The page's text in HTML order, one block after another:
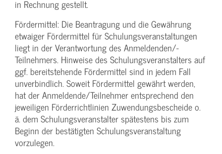
in Rechnung gestellt.
Fördermittel: Die Beantragung und die Gewährung
etwaiger Fördermittel für Schulungs­veranstaltungen
liegt in der Verantwortung des Anmeldenden/­
Teilnehmers. Hinweise des Schulungs­veranstalters auf
ggf. bereitstehende Fördermittel sind in jedem Fall
unverbindlich. Soweit Fördermittel gewährt werden,
hat der Anmeldende/­Teilnehmer entsprechend den
jeweiligen Förderrichtlinien Zuwendungs­bescheide o.
ä. dem Schulungs­veranstalter spätestens bis zum
Beginn der bestätigten Schulungs­veranstaltung
vorzulegen.